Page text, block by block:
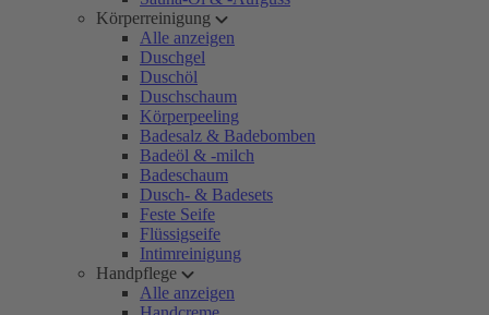
Körperreinigung
Alle anzeigen
Duschgel
Duschöl
Duschschaum
Körperpeeling
Badesalz & Badebomben
Badeöl & -milch
Badeschaum
Dusch- & Badesets
Feste Seife
Flüssigseife
Intimreinigung
Handpflege
Alle anzeigen